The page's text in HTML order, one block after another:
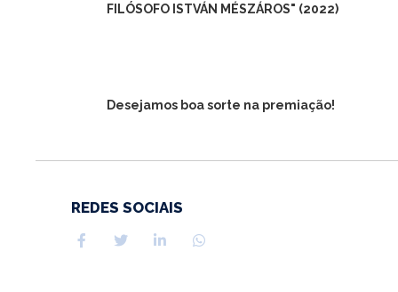
FILÓSOFO ISTVÁN MÉSZÁROS" (2022)
Desejamos boa sorte na premiação!
REDES SOCIAIS